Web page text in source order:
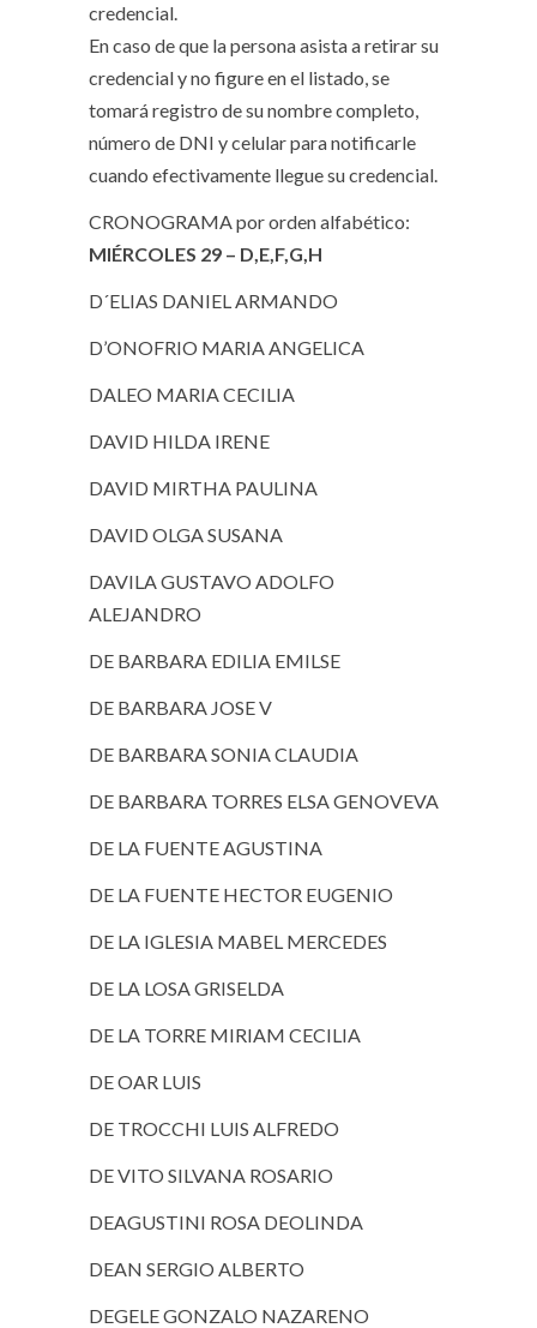
credencial.
En caso de que la persona asista a retirar su
credencial y no figure en el listado, se
tomará registro de su nombre completo,
número de DNI y celular para notificarle
cuando efectivamente llegue su credencial.
CRONOGRAMA por orden alfabético:
MIÉRCOLES 29 – D,E,F,G,H
D´ELIAS DANIEL ARMANDO
D’ONOFRIO MARIA ANGELICA
DALEO MARIA CECILIA
DAVID HILDA IRENE
DAVID MIRTHA PAULINA
DAVID OLGA SUSANA
DAVILA GUSTAVO ADOLFO
ALEJANDRO
DE BARBARA EDILIA EMILSE
DE BARBARA JOSE V
DE BARBARA SONIA CLAUDIA
DE BARBARA TORRES ELSA GENOVEVA
DE LA FUENTE AGUSTINA
DE LA FUENTE HECTOR EUGENIO
DE LA IGLESIA MABEL MERCEDES
DE LA LOSA GRISELDA
DE LA TORRE MIRIAM CECILIA
DE OAR LUIS
DE TROCCHI LUIS ALFREDO
DE VITO SILVANA ROSARIO
DEAGUSTINI ROSA DEOLINDA
DEAN SERGIO ALBERTO
DEGELE GONZALO NAZARENO